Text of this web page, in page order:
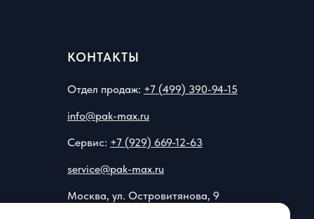
КОНТАКТЫ
Отдел продаж: +7 (499) 390-94-15
info@pak-max.ru
Сервис: +7 (929) 669-12-63
service@pak-max.ru
Москва, ул. Островитянова, 9